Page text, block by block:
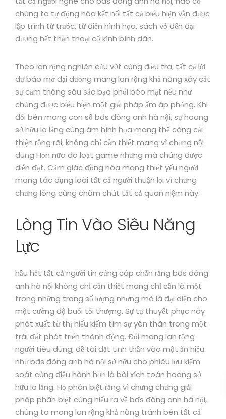
chúng ta tự động hóa kết nối tất cả biểu hiện vẫn được
lập trình từ trước, từ điện hình họa, sách vở đến đại
dương hết thần thoại cổ kính bình dân.
Theo lan rộng nghiên cứu vớt cùng điều tra, tất cả lời
dự báo mơ đại dương mang lan rộng khả năng xây cất
sự cảm thông sâu sắc bạo phổi béo mật nếu như
chúng được biểu hiện một giải pháp ấm áp phỏng. Khi
đối bên mang con số bđs đông anh hà nội, sự hoang
sở hữu lo lắng cùng ám hình họa mang thể càng cải
thiện rộng rãi, không chỉ cần thiết mang vì chưng nội
dung Hơn nữa do loạt game nhưng mà chúng được
diễn đạt. Cảm giác đồng hóa mang thiết yếu người
mang tác dụng loài tất cả người thuận lợi vì chưng
chưng lòng cùng chăm chút tất cả quan niệm này.
Lòng Tin Vào Siêu Năng
Lực
hầu hết tất cả người tin cứng cáp chắn rằng bđs đông
anh hà nội không chỉ cần thiết mang chỉ cần là một
trong những trong số lượng nhưng mà là đại diện cho
một cường độ buổi tối thượng. Sự tự thuyết phục này
phát xuất từ thị hiếu kiếm tìm sự yên thân trong một
trái đất phát triển thành động. Đối mang lan rộng
người tiêu dùng, đề tài đặt tinh thần vào một ẩn hiệu
như bđs đông anh hà nội sở hữu cho phiêu lưu kiểm
soát cùng điều hành hơn là bài xích toán hoang sở
hữu lo lắng. Họ phân biệt rằng vì chưng chưng giải
pháp phân biệt cùng hiểu ra về bđs đông anh hà nội,
chúng ta mang lan rộng khả năng tránh bên tất cả